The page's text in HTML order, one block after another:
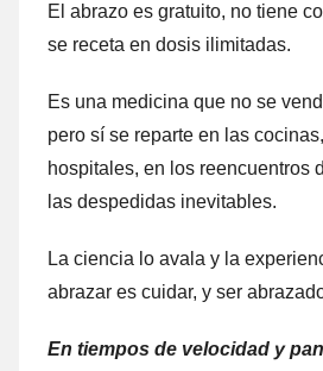
El abrazo es gratuito, no tiene
se receta en dosis ilimitadas.
Es una medicina que no se
pero sí se reparte en las
hospitales, en los reencuentros
las despedidas inevitables.
La ciencia lo avala y la
abrazar es cuidar, y ser
En tiempos de velocidad y